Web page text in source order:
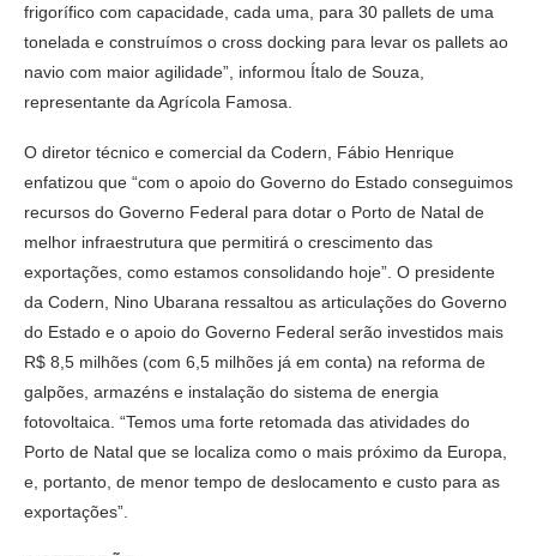
frigorífico com capacidade, cada uma, para 30 pallets de uma
tonelada e construímos o cross docking para levar os pallets ao
navio com maior agilidade”, informou Ítalo de Souza,
representante da Agrícola Famosa.
O diretor técnico e comercial da Codern, Fábio Henrique
enfatizou que “com o apoio do Governo do Estado conseguimos
recursos do Governo Federal para dotar o Porto de Natal de
melhor infraestrutura que permitirá o crescimento das
exportações, como estamos consolidando hoje”. O presidente
da Codern, Nino Ubarana ressaltou as articulações do Governo
do Estado e o apoio do Governo Federal serão investidos mais
R$ 8,5 milhões (com 6,5 milhões já em conta) na reforma de
galpões, armazéns e instalação do sistema de energia
fotovoltaica. “Temos uma forte retomada das atividades do
Porto de Natal que se localiza como o mais próximo da Europa,
e, portanto, de menor tempo de deslocamento e custo para as
exportações”.